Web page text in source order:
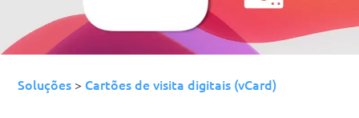
Soluções > Cartões de visita digitais (vCard)